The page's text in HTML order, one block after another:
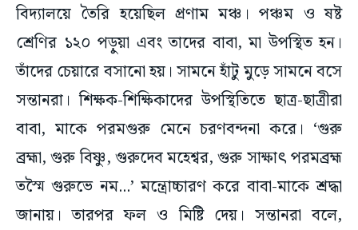
বিদ্যালয়ে তৈরি হয়েছিল প্রণাম মঞ্চ। পঞ্চম ও ষষ্ট
শ্রেণির ১২০ পড়ুয়া এবং তাদের বাবা, মা উপস্থিত হন।
তাঁদের চেয়ারে বসানো হয়। সামনে হাঁটু মুড়ে সামনে বসে
সন্তানরা। শিক্ষক-শিক্ষিকাদের উপস্থিতিতে ছাত্র-ছাত্রীরা
বাবা, মাকে পরমগুরু মেনে চরণবন্দনা করে। ‘গুরু
ব্রহ্মা, গুরু বিষ্ণু, গুরুদেব মহেশ্বর, গুরু সাক্ষাৎ পরমব্রহ্ম
তস্মৈ গুরুভে নম...’ মন্ত্রোচ্চারণ করে বাবা-মাকে শ্রদ্ধা
জানায়। তারপর ফল ও মিষ্টি দেয়। সন্তানরা বলে,